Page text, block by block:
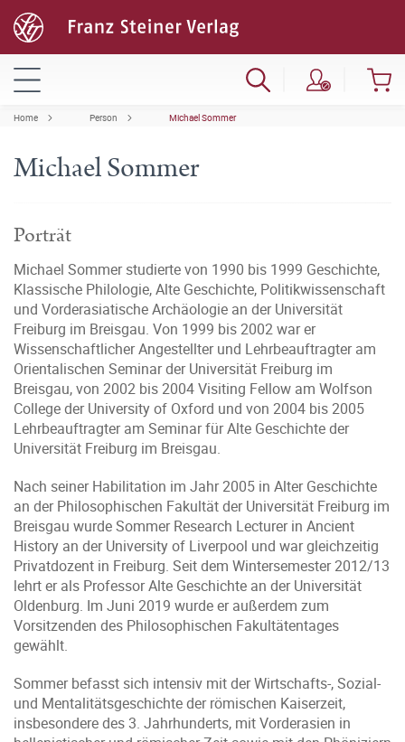
Home Person Michael Sommer
Michael Sommer
Porträt
Michael Sommer studierte von 1990 bis 1999 Geschichte,
Klassische Philologie, Alte Geschichte, Politikwissenschaft
und Vorderasiatische Archäologie an der Universität
Freiburg im Breisgau. Von 1999 bis 2002 war er
Wissenschaftlicher Angestellter und Lehrbeauftragter am
Orientalischen Seminar der Universität Freiburg im
Breisgau, von 2002 bis 2004 Visiting Fellow am Wolfson
College der University of Oxford und von 2004 bis 2005
Lehrbeauftragter am Seminar für Alte Geschichte der
Universität Freiburg im Breisgau.
Nach seiner Habilitation im Jahr 2005 in Alter Geschichte
an der Philosophischen Fakultät der Universität Freiburg im
Breisgau wurde Sommer Research Lecturer in Ancient
History an der University of Liverpool und war gleichzeitig
Privatdozent in Freiburg. Seit dem Wintersemester 2012/13
lehrt er als Professor Alte Geschichte an der Universität
Oldenburg. Im Juni 2019 wurde er außerdem zum
Vorsitzenden des Philosophischen Fakultätentages
gewählt.
Sommer befasst sich intensiv mit der Wirtschafts-, Sozial-
und Mentalitätsgeschichte der römischen Kaiserzeit,
insbesondere des 3. Jahrhunderts, mit Vorderasien in